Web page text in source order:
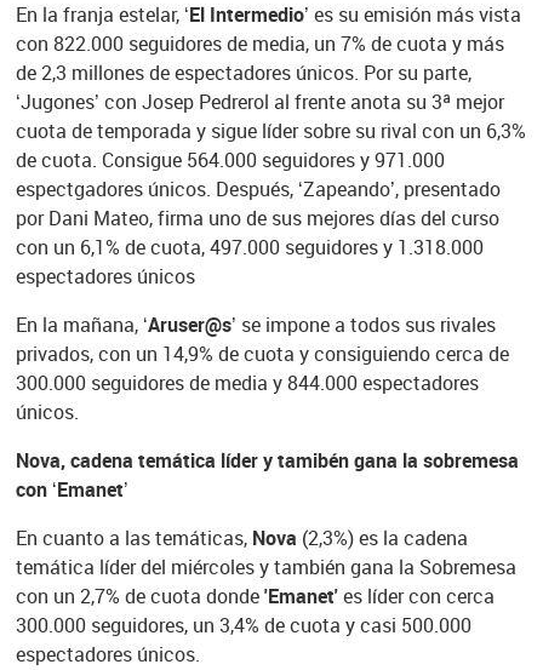
En la franja estelar, ‘El Intermedio’ es su emisión más vista
con 822.000 seguidores de media, un 7% de cuota y más
de 2,3 millones de espectadores únicos. Por su parte,
‘Jugones’ con Josep Pedrerol al frente anota su 3ª mejor
cuota de temporada y sigue líder sobre su rival con un 6,3%
de cuota. Consigue 564.000 seguidores y 971.000
espectgadores únicos. Después, ‘Zapeando’, presentado
por Dani Mateo, firma uno de sus mejores días del curso
con un 6,1% de cuota, 497.000 seguidores y 1.318.000
espectadores únicos
En la mañana, ‘Aruser@s’ se impone a todos sus rivales
privados, con un 14,9% de cuota y consiguiendo cerca de
300.000 seguidores de media y 844.000 espectadores
únicos.
Nova, cadena temática líder y tamibén gana la sobremesa
con ‘Emanet’
En cuanto a las temáticas, Nova (2,3%) es la cadena
temática líder del miércoles y también gana la Sobremesa
con un 2,7% de cuota donde'Emanet'es líder con cerca
300.000 seguidores, un 3,4% de cuota y casi 500.000
espectadores únicos.